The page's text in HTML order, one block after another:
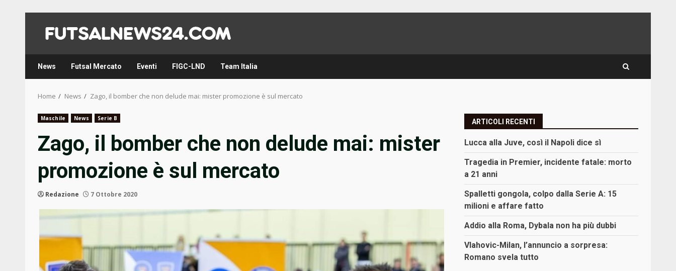
content
News Futsal Mercato Eventi FIGC-LND Team Italia
Home News Zago, il bomber che non delude mai: mister promozione è sul mercato
Maschile News Serie B
Zago, il bomber che non delude mai: mister
promozione è sul mercato
Redazione 7 Ottobre 2020
ARTICOLI RECENTI
Lucca alla Juve, così il Napoli dice sì
Tragedia in Premier, incidente fatale: morto
a 21 anni
Spalletti gongola, colpo dalla Serie A: 15
milioni e affare fatto
Addio alla Roma, Dybala non ha più dubbi
Vlahovic-Milan, l’annuncio a sorpresa:
Romano svela tutto